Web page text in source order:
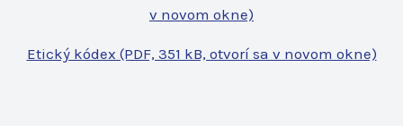
v novom okne)
Etický kódex (PDF, 351 kB, otvorí sa v novom okne)